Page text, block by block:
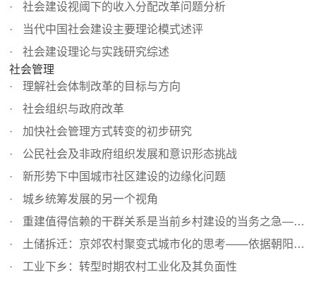
社会建设视阈下的收入分配改革问题分析
当代中国社会建设主要理论模式述评
社会建设理论与实践研究综述
社会管理
理解社会体制改革的目标与方向
社会组织与政府改革
加快社会管理方式转变的初步研究
公民社会及非政府组织发展和意识形态挑战
新形势下中国城市社区建设的边缘化问题
城乡统筹发展的另一个视角
重建值得信赖的干群关系是当前乡村建设的当务之急——新农...
土储拆迁：京郊农村聚变式城市化的思考——依据朝阳区崔各...
工业下乡：转型时期农村工业化及其负面性